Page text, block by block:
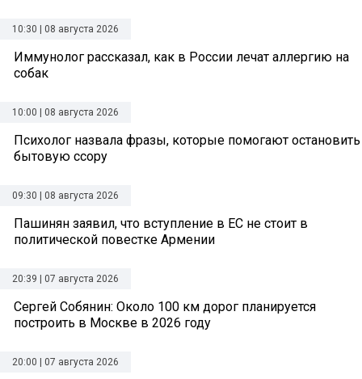
10:30 | 08 августа 2026
Иммунолог рассказал, как в России лечат аллергию на
собак
10:00 | 08 августа 2026
Психолог назвала фразы, которые помогают остановить
бытовую ссору
09:30 | 08 августа 2026
Пашинян заявил, что вступление в ЕС не стоит в
политической повестке Армении
20:39 | 07 августа 2026
Сергей Собянин: Около 100 км дорог планируется
построить в Москве в 2026 году
20:00 | 07 августа 2026